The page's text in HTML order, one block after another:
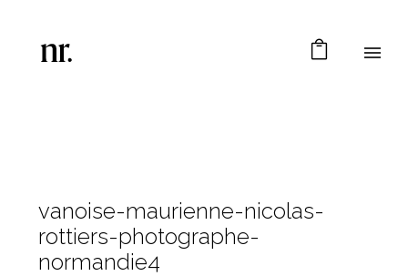
vanoise-maurienne-nicolas-
rottiers-photographe-
normandie4